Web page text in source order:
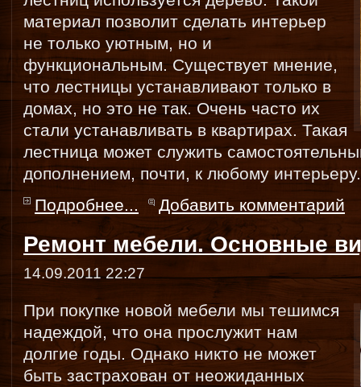
материал позволит сделать интерьер
не только уютным, но и
функциональным. Существует мнение,
что лестницы устанавливают только в
домах, но это не так. Очень часто их
стали устанавливать в квартирах. Такая
лестница может служить
дополнением, почти, к любому интерьеру.
Подробнее...
Добавить комментарий
Ремонт мебели. Основные
14.09.2011 22:27
При покупке новой мебели мы тешимся
надеждой, что она прослужит нам
долгие годы. Однако никто не может
быть застрахован от неожиданных